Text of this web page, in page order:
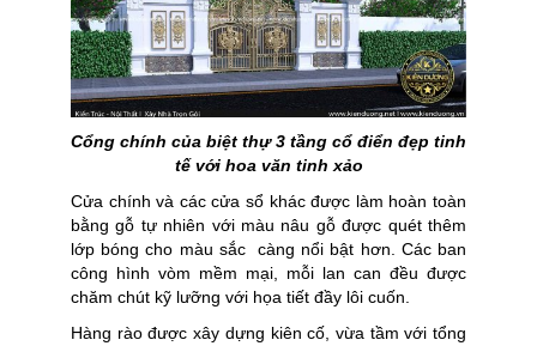
Cổng chính của biệt thự 3 tầng cổ điển đẹp tinh
tế với hoa văn tinh xảo
Cửa chính và các cửa sổ khác được làm hoàn toàn
bằng gỗ tự nhiên với màu nâu gỗ được quét thêm
lớp bóng cho màu sắc càng nổi bật hơn. Các ban
công hình vòm mềm mại, mỗi lan can đều được
chăm chút kỹ lưỡng với họa tiết đầy lôi cuốn.
Hàng rào được xây dựng kiên cố, vừa tầm với tổng